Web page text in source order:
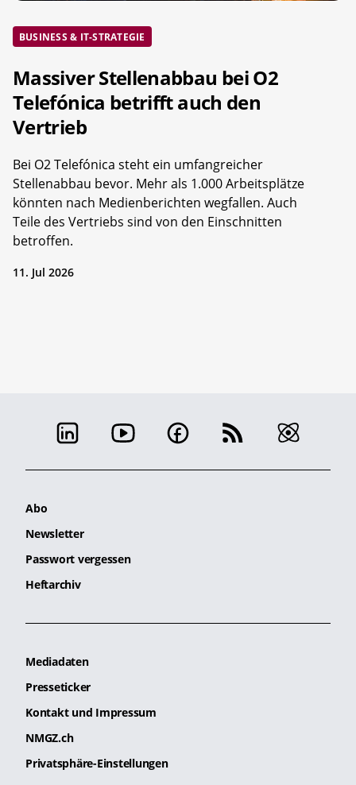
BUSINESS & IT-STRATEGIE
Massiver Stellenabbau bei O2
Telefónica betrifft auch den
Vertrieb
Bei O2 Telefónica steht ein umfangreicher
Stellenabbau bevor. Mehr als 1.000 Arbeitsplätze
könnten nach Medienberichten wegfallen. Auch
Teile des Vertriebs sind von den Einschnitten
betroffen.
11. Jul 2026
Abo
Newsletter
Passwort vergessen
Heftarchiv
Mediadaten
Presseticker
Kontakt und Impressum
NMGZ.ch
Privatsphäre-Einstellungen